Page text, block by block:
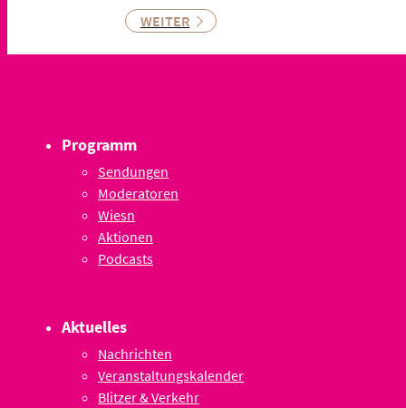
WEITER
Programm
Sendungen
Moderatoren
Wiesn
Aktionen
Podcasts
Aktuelles
Nachrichten
Veranstaltungskalender
Blitzer & Verkehr